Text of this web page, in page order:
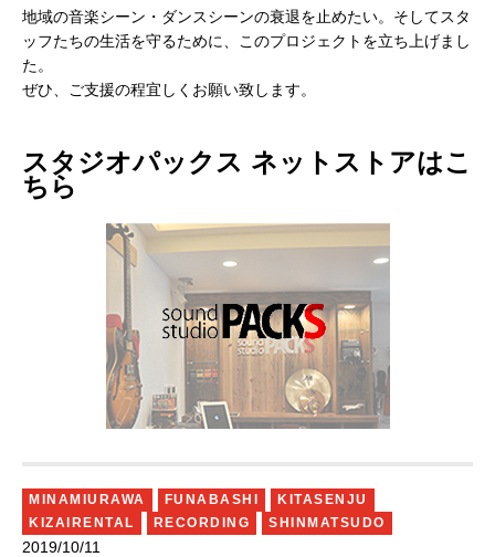
地域の音楽シーン・ダンスシーンの衰退を止めたい。そしてスタ
ッフたちの生活を守るために、このプロジェクトを立ち上げまし
た。
ぜひ、ご支援の程宜しくお願い致します。
スタジオパックス ネットストアはこ
ちら
MINAMIURAWA FUNABASHI
KITASENJU
KIZAIRENTAL
RECORDING SHINMATSUDO
2019/10/11